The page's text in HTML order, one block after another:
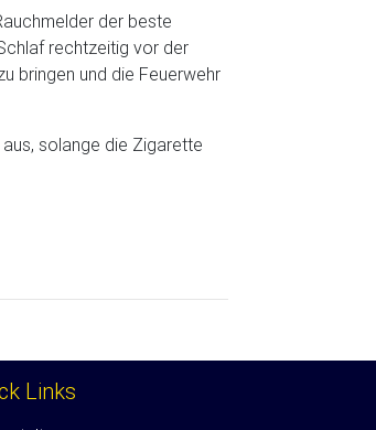
der beste
rechtzeitig vor der
bringen und die Feuerwehr
solange die Zigarette
Links